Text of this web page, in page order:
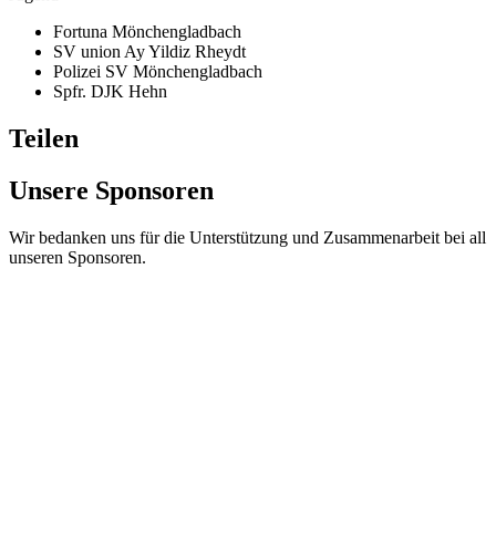
Fortuna Mönchengladbach
SV union Ay Yildiz Rheydt
Polizei SV Mönchengladbach
Spfr. DJK Hehn
Teilen
Unsere Sponsoren
Wir bedanken uns für die Unterstützung und Zusammenarbeit bei all
unseren Sponsoren.